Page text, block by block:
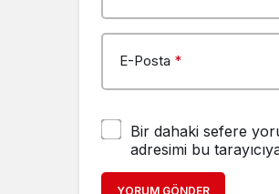
E-Posta *
Bir dahaki sefere
adresimi bu
YORUM GÖNDER